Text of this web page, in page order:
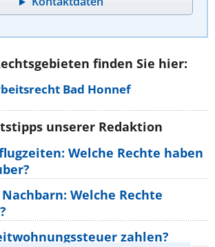
finden Sie hier:
Bad Honnef
unserer Redaktion
Welche Rechte haben
Welche Rechte
zahlen?